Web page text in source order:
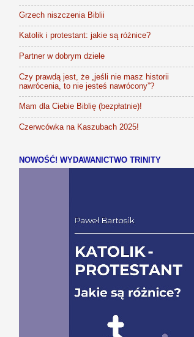
Grzech niszczenia Biblii
Katolik i protestant: jakie są różnice?
Partner w dobrym dziele
Czy prawdą jest, że „jeśli nie masz historii
nawrócenia, to nie jesteś nawrócony”?
Mam dla Ciebie Biblię (bezpłatnie)!
Czerwcówka na Kaszubach 2025!
NOWOŚĆ! WYDAWANICTWO TRINITY